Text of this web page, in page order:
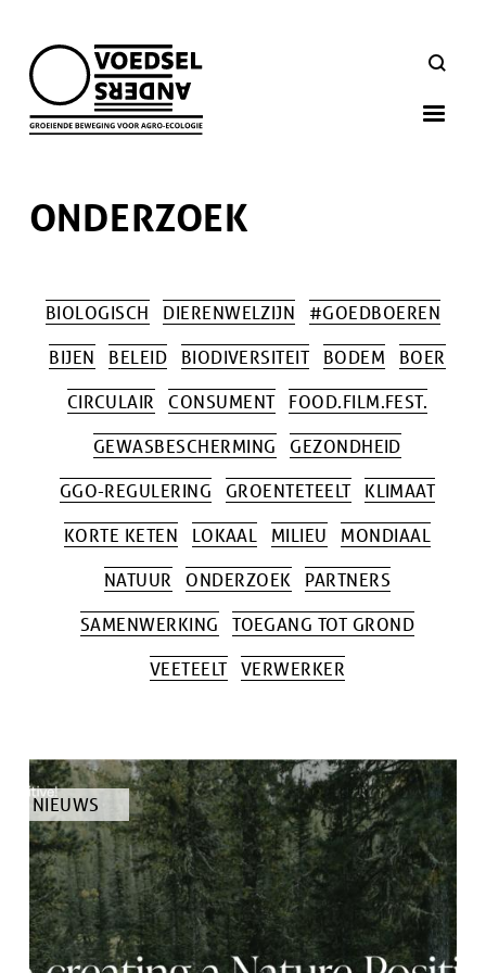
main
navigation
ZOEKEN
ONDERZOEK
BIOLOGISCH DIERENWELZIJN
#GOEDBOEREN
BIJEN
BELEID BIODIVERSITEIT BODEM
BOER
CIRCULAIR
CONSUMENT
FOOD.FILM.FEST.
GEWASBESCHERMING
GEZONDHEID
GGO-REGULERING
GROENTETEELT
KLIMAAT
KORTE KETEN
LOKAAL MILIEU
MONDIAAL
NATUUR
ONDERZOEK
PARTNERS
SAMENWERKING
TOEGANG TOT GROND
VEETEELT
VERWERKER
TYPE
ARTIKEL
NIEUWS